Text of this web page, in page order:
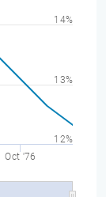
Oct '76
12%
13%
14%